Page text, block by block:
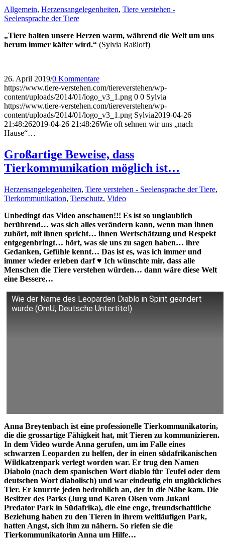
Allgemein, Herzensangelegenheiten, Tiere verstehen -
Seelensprache der Tiere
„Tiere halten unsere Herzen warm, während die Welt um uns
herum immer kälter wird.“ (Sylvia Raßloff)
26. April 2019/0 Kommentare
https://www.tiere-verstehen.com/tiereverstehen/wp-
content/uploads/2014/01/logo_v3_1.png 0 0 Sylvia
https://www.tiere-verstehen.com/tiereverstehen/wp-
content/uploads/2014/01/logo_v3_1.png Sylvia2019-04-26
21:48:262019-04-26 21:48:26Wie oft sehnen wir uns „nach
Hause“…
Großartige Beweise, dass
Tierkommunikation möglich ist…
Herzensangelegenheiten, Tiere verstehen - Seelensprache der Tiere,
Tierkommunikation, Tierschutz, Video
Unbedingt das Video anschauen!!! Es ist so unglaublich
berührend… was sich alles verändern kann, wenn man ihnen
zuhört, mit ihnen spricht… ihnen Wertschätzung und Respekt
entgegenbringt… hört, was sie uns zu sagen haben… ihre
Gedanken, Gefühle kennt… Das ist es, was ich immer und
immer wieder erleben darf♥ Ich wünschte mir, dass alle
Menschen die Tiere verstehen würden… dann wäre diese Welt
eine Bessere…
Wie der Name des Leoparden Diablo in Spirit geändert
wurde (OmU, Deutsche Untertitel)
Anna Breytenbach ist eine professionelle Tierkommunikatorin,
die die grossartige Fähigkeit hat, mit Tieren zu kommunizieren.
In dem Video wurde Anna gerufen, um im Falle eines
schwarzen Leoparden zu helfen, der in einen südafrikanischen
Wildkatzenpark verlegt worden war. Er trug den Namen
Diabolo (nach dem spanischen Wort diablo für Teufel oder dem
deutschen Wort diabolisch) und war eindeutig ein unglückliches
Tier. Er knurrte jeden bedrohlich an, der in die Nähe kam. Die
Besitzer des Parks (Jurg und Karen Olsen vom Jukani
Predator Park in Südafrika), die eine enge, freundschaftliche
Beziehung haben zu den Tieren in ihrem weitläufigen Park,
hatten Angst, sich ihm zu nähern. So riefen sie die
Tierkommunikatorin Anna um Hilfe…